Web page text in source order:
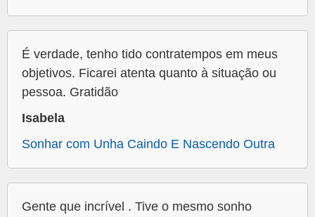
É verdade, tenho tido contratempos em meus
objetivos. Ficarei atenta quanto à situação ou
pessoa. Gratidão
Isabela
Sonhar com Unha Caindo E Nascendo Outra
Gente que incrível . Tive o mesmo sonho